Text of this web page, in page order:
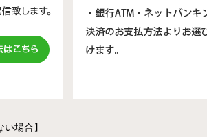
場合】